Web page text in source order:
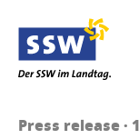
Press release ·